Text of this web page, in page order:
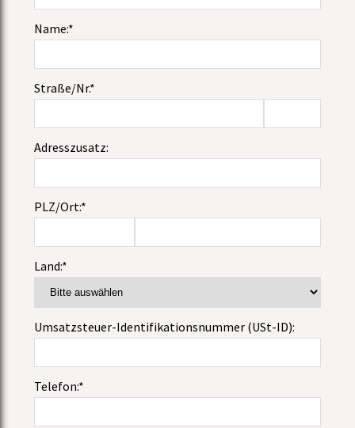
Name:*
Straße/Nr.*
Adresszusatz:
PLZ/Ort:*
Land:*
Umsatzsteuer-Identifikationsnummer (USt-ID):
Telefon:*